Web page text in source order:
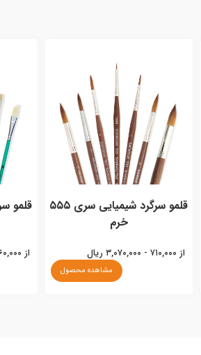
قلمو سرگرد شیمیایی سری ۵۵۵
خرم
از ۷۱۰,۰۰۰ - ۳,۰۷۰,۰۰۰ ریال
مشاهده محصول
از ۱,۲۶۰,۰۰۰ - ۳,۳۱۰,۰۰۰ ریال